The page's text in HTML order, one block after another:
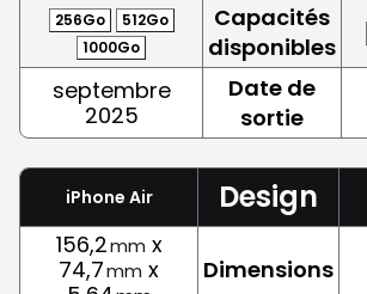
256Go
512Go
1000Go
Capacités
disponibles
septembre
2025
Date de
sortie
iPhone Air Design
156,2mm x
74,7mm x
Dimensions